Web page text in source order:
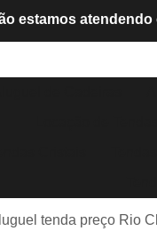
estamos
tenda preço Rio